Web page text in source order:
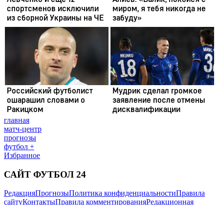
главная
матч-центр
прогнозы
футбол +
Избранное
САЙТ ФУТБОЛ 24
РедакцияПрогнозыПолитика конфиденциальностиПравила
сайтуКонтактыПравила комментированияРедакционная